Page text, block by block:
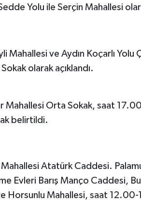
Yolu ile Serçin Mahallesi
ve Aydın Koçarlı Yolu
olarak açıklandı.
Mahallesi Orta Sokak, saat
belirtildi.
Atatürk Caddesi.
Evleri Barış Manço Caddesi,
Horsunlu Mahallesi, saat 12.00-